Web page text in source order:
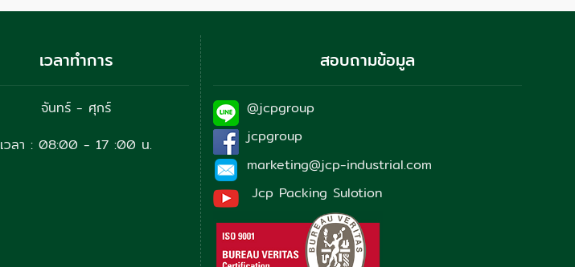
เวลาทำการ
จันทร์ - ศุกร์
เวลา : 08:00 - 17 :00 น.
สอบถามข้อมูล
@jcpgroup
jcpgroup
marketing@jcp-industrial.com
Jcp Packing Sulotion